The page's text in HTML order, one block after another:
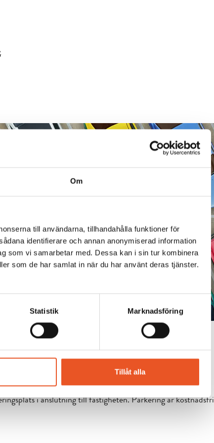
Om
till användarna, tillhandahålla funktioner för
identifierare och annan anonymiserad information
som vi samarbetar med. Dessa kan i sin tur kombinera
som de har samlat in när du har använt deras tjänster.
Statistik Marknadsföring
Tillåt alla
i anslutning till fastigheten. Parkering är kostnadsfri